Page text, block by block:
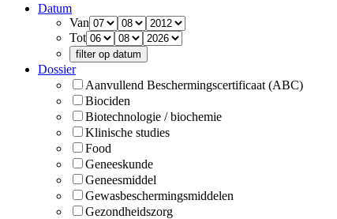
Datum
Van
Tot
filter op datum
Dossier
Aanvullend Beschermingscertificaat (ABC)
Biociden
Biotechnologie / biochemie
Klinische studies
Food
Geneeskunde
Geneesmiddel
Gewasbeschermingsmiddelen
Gezondheidszorg